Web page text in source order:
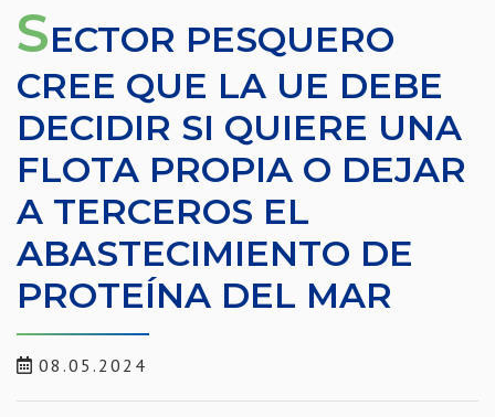
SECTOR PESQUERO
CREE QUE LA UE DEBE
DECIDIR SI QUIERE UNA
FLOTA PROPIA O DEJAR
A TERCEROS EL
ABASTECIMIENTO DE
PROTEÍNA DEL MAR
08.05.2024